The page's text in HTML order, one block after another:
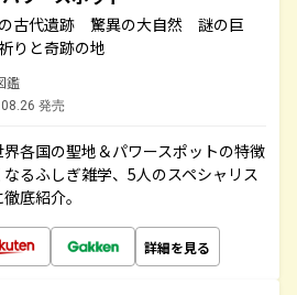
古代遺跡 驚異の大自然 謎の巨
りと奇跡の地
鑑
発売
各国の聖地＆パワースポットの特徴
るふしぎ雑学、5人のスペシャリス
底紹介。
詳細を見る